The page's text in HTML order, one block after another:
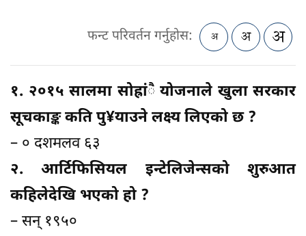
फन्ट परिवर्तन गर्नुहोस:
१. २०१५ सालमा सोह्रांै योजनाले खुला सरकार
सूचकाङ्क कति पु¥याउने लक्ष्य लिएको छ ?
– ० दशमलव ६३
२. आर्टिफिसियल इन्टेलिजेन्सको शुरुआत
कहिलेदेखि भएको हो ?
– सन् १९५०